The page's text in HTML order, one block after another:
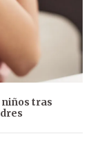
niños tras